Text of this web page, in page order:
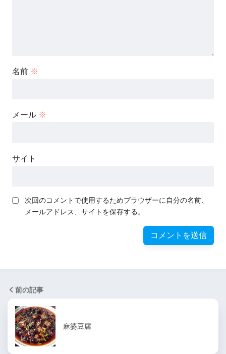
名前 ※
メール ※
サイト
次回のコメントで使用するためブラウザーに自分の名前、
メールアドレス、サイトを保存する。
前の記事
麻婆豆腐